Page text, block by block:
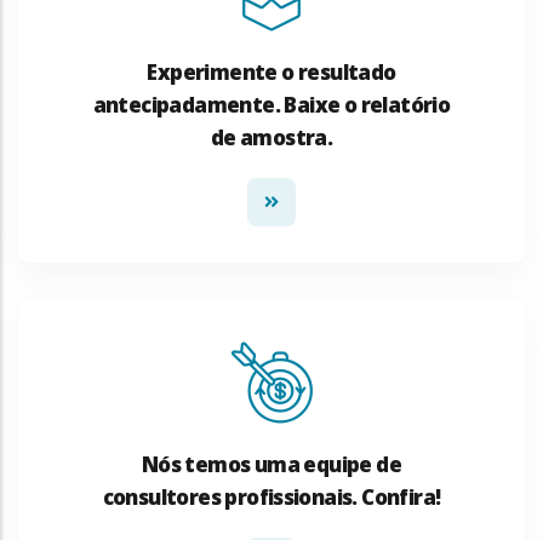
Experimente o resultado
antecipadamente. Baixe o relatório
de amostra.
Nós temos uma equipe de
consultores profissionais. Confira!